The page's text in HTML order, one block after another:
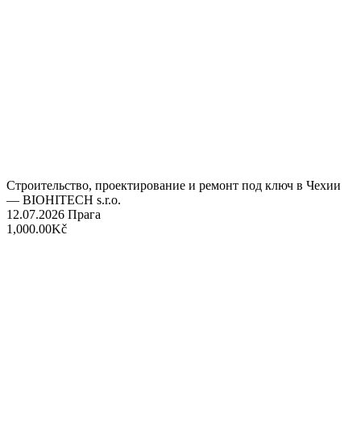
Строительство, проектирование и ремонт под ключ в Чехии
— BIOHITECH s.r.o.
12.07.2026 Прага
1,000.00Kč